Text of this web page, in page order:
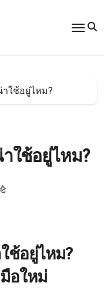
าใช้อยู่ไหม?
ใช้อยู่ไหม?
ช้อยู่ไหม?
อใหม่